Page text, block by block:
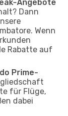
Angebote
Dann
Wenn
Rabatte auf
Prime-
für Flüge,
dabei